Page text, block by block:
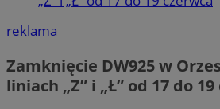
reklama
Zamknięcie DW925 w
liniach „Z” i „Ł” od 17 do